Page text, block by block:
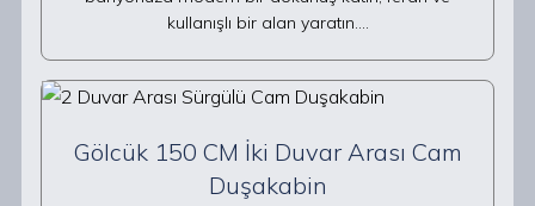
kullanışlı bir alan yaratın.…
Gölcük 150 CM İki Duvar Arası Cam
Duşakabin